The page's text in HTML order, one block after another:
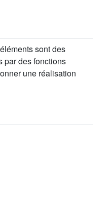
sont des
par des fonctions
une réalisation